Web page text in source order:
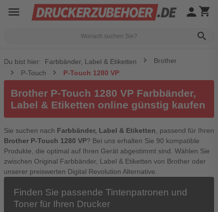
menu
search
person shopping_cart
Du bist hier: Farbbänder, Label & Etiketten
Brother
P-Touch
P-Touch 1280 VP
Brother P-Touch 1280 VP Farbbänder,
Label & Etiketten online günstig kaufen
Sie suchen nach Farbbänder, Label & Etiketten, passend für Ihren
Brother P-Touch 1280 VP? Bei uns erhalten Sie 90 kompatible
Produkte, die optimal auf Ihren Gerät abgestimmt sind. Wählen Sie
zwischen Original Farbbänder, Label & Etiketten von Brother oder
unserer preiswerten Digital Revolution Alternative.
Finden Sie passende Tintenpatronen und
Toner für Ihren Drucker